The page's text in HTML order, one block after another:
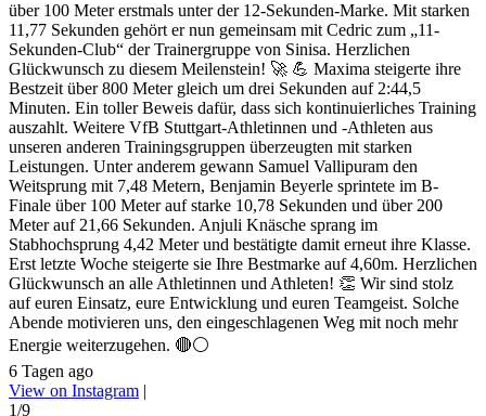
über 100 Meter erstmals unter der 12-Sekunden-Marke. Mit starken
11,77 Sekunden gehört er nun gemeinsam mit Cedric zum „11-
Sekunden-Club“ der Trainergruppe von Sinisa. Herzlichen
Glückwunsch zu diesem Meilenstein! 🚀 💪 Maxima steigerte ihre
Bestzeit über 800 Meter gleich um drei Sekunden auf 2:44,5
Minuten. Ein toller Beweis dafür, dass sich kontinuierliches Training
auszahlt. Weitere VfB Stuttgart-Athletinnen und -Athleten aus
unseren anderen Trainingsgruppen überzeugten mit starken
Leistungen. Unter anderem gewann Samuel Vallipuram den
Weitsprung mit 7,48 Metern, Benjamin Beyerle sprintete im B-
Finale über 100 Meter auf starke 10,78 Sekunden und über 200
Meter auf 21,66 Sekunden. Anjuli Knäsche sprang im
Stabhochsprung 4,42 Meter und bestätigte damit erneut ihre Klasse.
Erst letzte Woche steigerte sie Ihre Bestmarke auf 4,60m. Herzlichen
Glückwunsch an alle Athletinnen und Athleten! 👏 Wir sind stolz
auf euren Einsatz, eure Entwicklung und euren Teamgeist. Solche
Abende motivieren uns, den eingeschlagenen Weg mit noch mehr
Energie weiterzugehen. 🔴⚪
6 Tagen ago
View on Instagram |
1/9